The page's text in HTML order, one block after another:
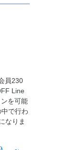
員230
Line
を可能
で行わ
なりま